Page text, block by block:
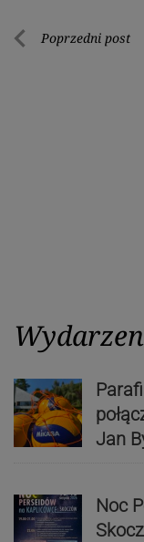
Nawigacja
Poprzedni post
Jan
Noc